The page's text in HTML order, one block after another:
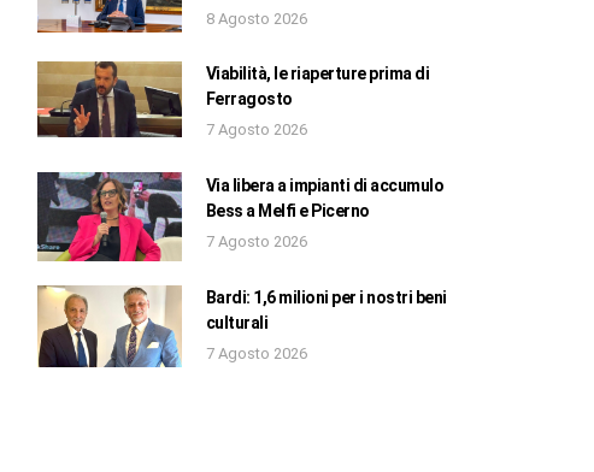
8 Agosto 2026
Viabilità, le riaperture prima di
Ferragosto
7 Agosto 2026
Via libera a impianti di accumulo
Bess a Melfi e Picerno
7 Agosto 2026
Bardi: 1,6 milioni per i nostri beni
culturali
7 Agosto 2026